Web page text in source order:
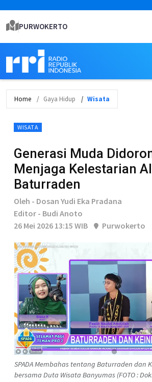
PURWOKERTO
Home Gaya Hidup Wisata
WISATA
Generasi Muda
Menjaga Kelestarian
Baturraden
Oleh - Dosan Yudi Eka Pradana
Editor - Budi Anoto
26 Mei 2026 13:15 WIB
Purwokerto
SPADA Membahas tentang Baturraden dan
bersama Duta Wisata Banyumas (FOTO :